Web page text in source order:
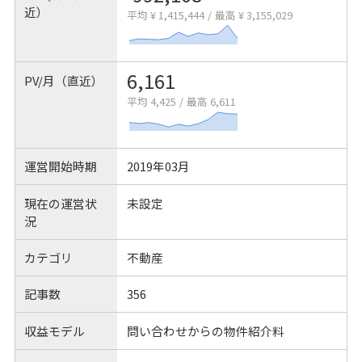
近）
平均 ¥ 1,415,444 / 最高 ¥ 3,155,029
PV/月（直近） 6,161
平均 4,425 / 最高 6,611
運営開始時期 2019年03月
現在の運営状
況
未設定
カテゴリ 不動産
記事数 356
収益モデル 問い合わせからの物件紹介料